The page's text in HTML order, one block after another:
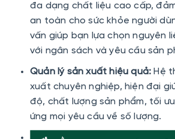
đa dạng chất liệu cao cấp,
an toàn cho sức khỏe người
vấn giúp bạn lựa chọn nguyên
với ngân sách và yêu cầu sản
Quản lý sản xuất hiệu quả: Hệ
xuất chuyên nghiệp, hiện đại
độ, chất lượng sản phẩm, tối
ứng mọi yêu cầu về số lượng.